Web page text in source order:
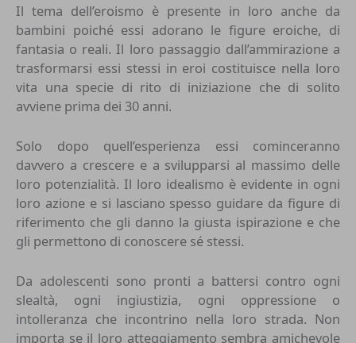
Il tema dell’eroismo è presente in loro anche da
bambini poiché essi adorano le figure eroiche, di
fantasia o reali. Il loro passaggio dall’ammirazione a
trasformarsi essi stessi in eroi costituisce nella loro
vita una specie di rito di iniziazione che di solito
avviene prima dei 30 anni.
Solo dopo quell’esperienza essi cominceranno
davvero a crescere e a svilupparsi al massimo delle
loro potenzialità. Il loro idealismo è evidente in ogni
loro azione e si lasciano spesso guidare da figure di
riferimento che gli danno la giusta ispirazione e che
gli permettono di conoscere sé stessi.
Da adolescenti sono pronti a battersi contro ogni
slealtà, ogni ingiustizia, ogni oppressione o
intolleranza che incontrino nella loro strada. Non
importa se il loro atteggiamento sembra amichevole